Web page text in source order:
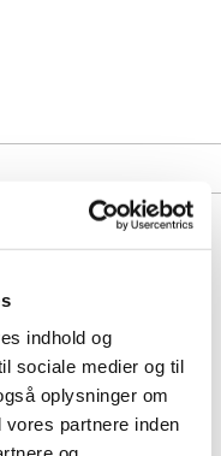
indhold og
sociale medier og til
oplysninger om
partnere inden